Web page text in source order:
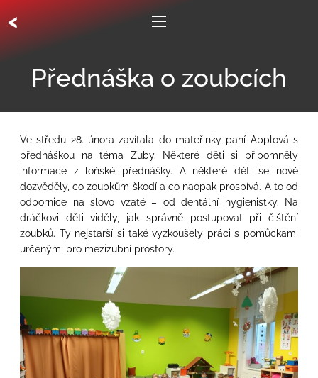
<
Přednáška o zoubcích
Ve středu 28. února zavítala do mateřinky paní Applová s
přednáškou na téma Zuby. Některé děti si připomněly
informace z loňské přednášky. A některé děti se nově
dozvěděly, co zoubkům škodí a co naopak prospívá. A to od
odbornice na slovo vzaté – od dentální hygienistky. Na
dráčkovi děti viděly, jak správně postupovat při čištění
zoubků. Ty nejstarší si také vyzkoušely práci s pomůckami
určenými pro mezizubní prostory.